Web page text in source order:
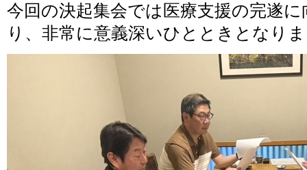
今回の決起集会では医療支援の完遂
り、非常に意義深いひとときとなり